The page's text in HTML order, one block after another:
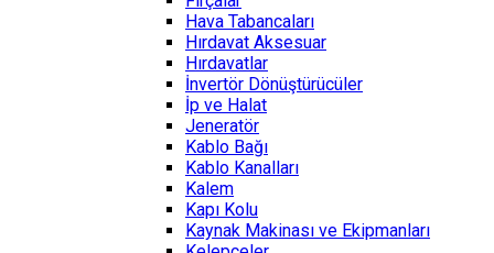
Hava Tabancaları
Hırdavat Aksesuar
Hırdavatlar
İnvertör Dönüştürücüler
İp ve Halat
Jeneratör
Kablo Bağı
Kablo Kanalları
Kalem
Kapı Kolu
Kaynak Makinası ve Ekipmanları